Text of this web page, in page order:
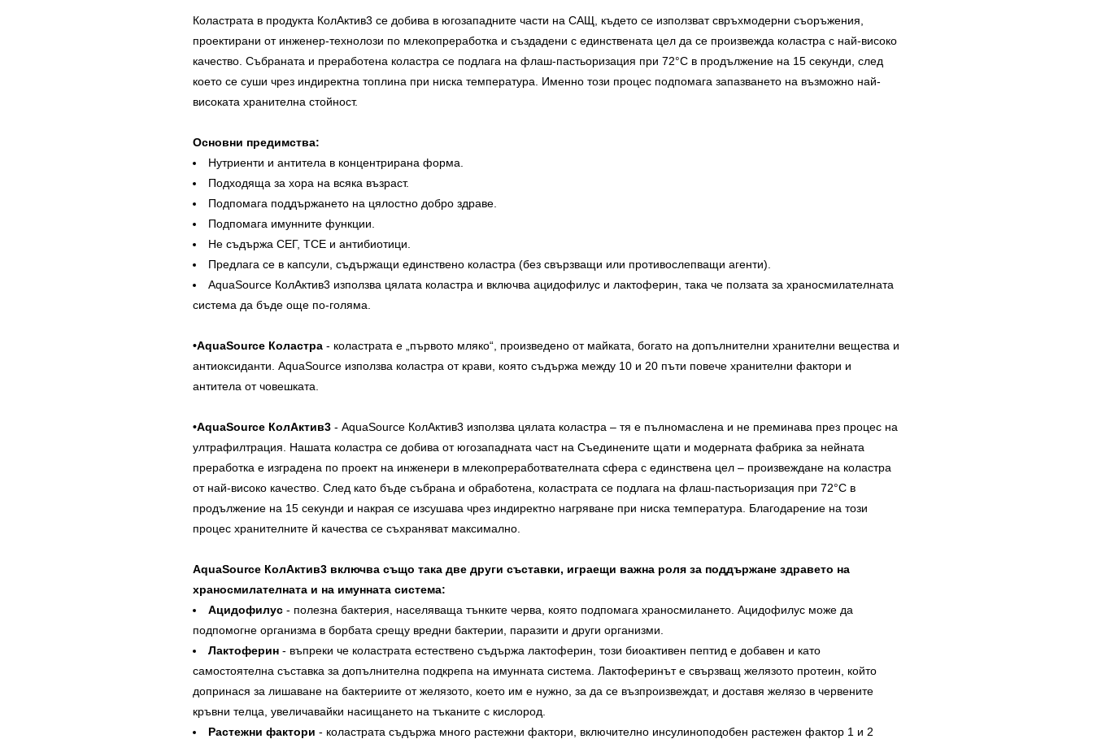
Коластрата в продукта КолАктив3 се добива в югозападните части на САЩ, където се използват свръхмодерни съоръжения,
проектирани от инженер-технолози по млекопреработка и създадени с единствената цел да се произвежда коластра с най-високо
качество. Събраната и преработена коластра се подлага на флаш-пастьоризация при 72°С в продължение на 15 секунди, след
което се суши чрез индиректна топлина при ниска температура. Именно този процес подпомага запазването на възможно най-
високата хранителна стойност.
Основни предимства:
Нутриенти и антитела в концентрирана форма.
Подходяща за хора на всяка възраст.
Подпомага поддържането на цялостно добро здраве.
Подпомага имунните функции.
Не съдържа СЕГ, ТСЕ и антибиотици.
Предлага се в капсули, съдържащи единствено коластра (без свързващи или противослепващи агенти).
AquaSource КолАктив3 използва цялата коластра и включва ацидофилус и лактоферин, така че ползата за храносмилателната
система да бъде още по-голяма.
•AquaSource Коластра - коластрата е „първото мляко“, произведено от майката, богато на допълнителни хранителни вещества и
антиоксиданти. AquaSource използва коластра от крави, която съдържа между 10 и 20 пъти повече хранителни фактори и
антитела от човешката.
•AquaSource КолАктив3 - AquaSource КолАктив3 използва цялата коластра – тя е пълномаслена и не преминава през процес на
ултрафилтрация. Нашата коластра се добива от югозападната част на Съединените щати и модерната фабрика за нейната
преработка е изградена по проект на инженери в млекопреработвателната сфера с единствена цел – произвеждане на коластра
от най-високо качество. След като бъде събрана и обработена, коластрата се подлага на флаш-пастьоризация при 72°С в
продължение на 15 секунди и накрая се изсушава чрез индиректно нагряване при ниска температура. Благодарение на този
процес хранителните й качества се съхраняват максимално.
AquaSource КолАктив3 включва също така две други съставки, играещи важна роля за поддържане здравето на
храносмилателната и на имунната система:
Ацидофилус - полезна бактерия, населяваща тънките черва, която подпомага храносмилането. Ацидофилус може да
подпомогне организма в борбата срещу вредни бактерии, паразити и други организми.
Лактоферин - въпреки че коластрата естествено съдържа лактоферин, този биоактивен пептид е добавен и като
самостоятелна съставка за допълнителна подкрепа на имунната система. Лактоферинът е свързващ желязото протеин, който
допринася за лишаване на бактериите от желязото, което им е нужно, за да се възпроизвеждат, и доставя желязо в червените
кръвни телца, увеличавайки насищането на тъканите с кислород.
Растежни фактори - коластрата съдържа много растежни фактори, включително инсулиноподобен растежен фактор 1 и 2